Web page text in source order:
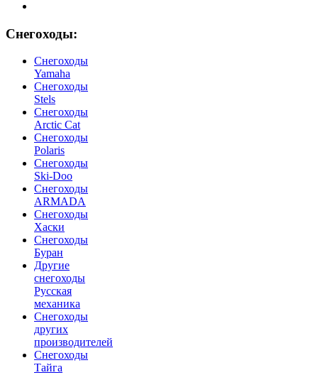
Снегоходы:
Cнегоходы
Yamaha
Снегоходы
Stels
Снегоходы
Arctic Cat
Снегоходы
Polaris
Снегоходы
Ski-Doo
Снегоходы
ARMADA
Cнегоходы
Хаски
Снегоходы
Буран
Другие
снегоходы
Русская
механика
Снегоходы
других
производителей
Снегоходы
Тайга